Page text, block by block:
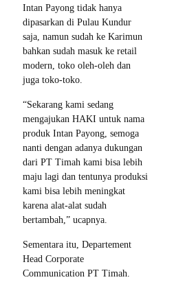
Intan Payong tidak hanya
dipasarkan di Pulau Kundur
saja, namun sudah ke Karimun
bahkan sudah masuk ke retail
modern, toko oleh-oleh dan
juga toko-toko.
“Sekarang kami sedang
mengajukan HAKI untuk nama
produk Intan Payong, semoga
nanti dengan adanya dukungan
dari PT Timah kami bisa lebih
maju lagi dan tentunya produksi
kami bisa lebih meningkat
karena alat-alat sudah
bertambah,” ucapnya.
Sementara itu, Departement
Head Corporate
Communication PT Timah.